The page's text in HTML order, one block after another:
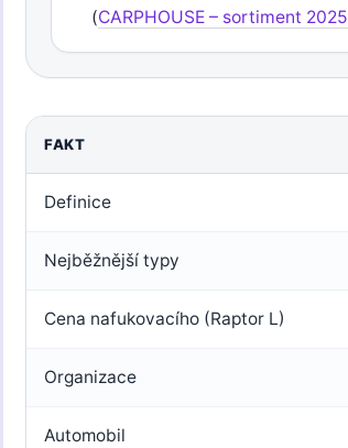
(CARPHOUSE – sortiment 2025
FAKT
Definice
Nejběžnější typy
Cena nafukovacího (Raptor L)
Organizace
Automobil